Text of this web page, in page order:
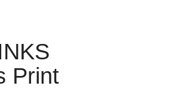
Print